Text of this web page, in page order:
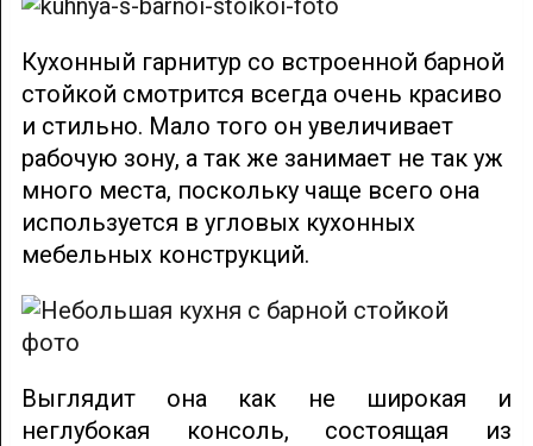
Кухонный гарнитур со встроенной барной
стойкой смотрится всегда очень красиво
и стильно. Мало того он увеличивает
рабочую зону, а так же занимает не так уж
много места, поскольку чаще всего она
используется в угловых кухонных
мебельных конструкций.
Выглядит она как не широкая и
неглубокая консоль, состоящая из